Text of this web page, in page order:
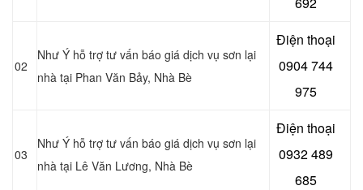
02
Như Ý hỗ trợ tư vấn báo giá dịch vụ sơn lại
nhà tại Phan Văn Bảy, Nhà Bè
Điện thoại
0904 744
975
03
Như Ý hỗ trợ tư vấn báo giá dịch vụ sơn lại
nhà tại Lê Văn Lương, Nhà Bè
Điện thoại
0932 489
685